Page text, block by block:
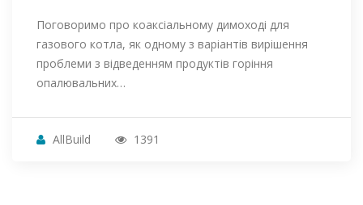
Поговоримо про коаксіальному димоході для
газового котла, як одному з варіантів вирішення
проблеми з відведенням продуктів горіння
опалювальних…
AllBuild 1391